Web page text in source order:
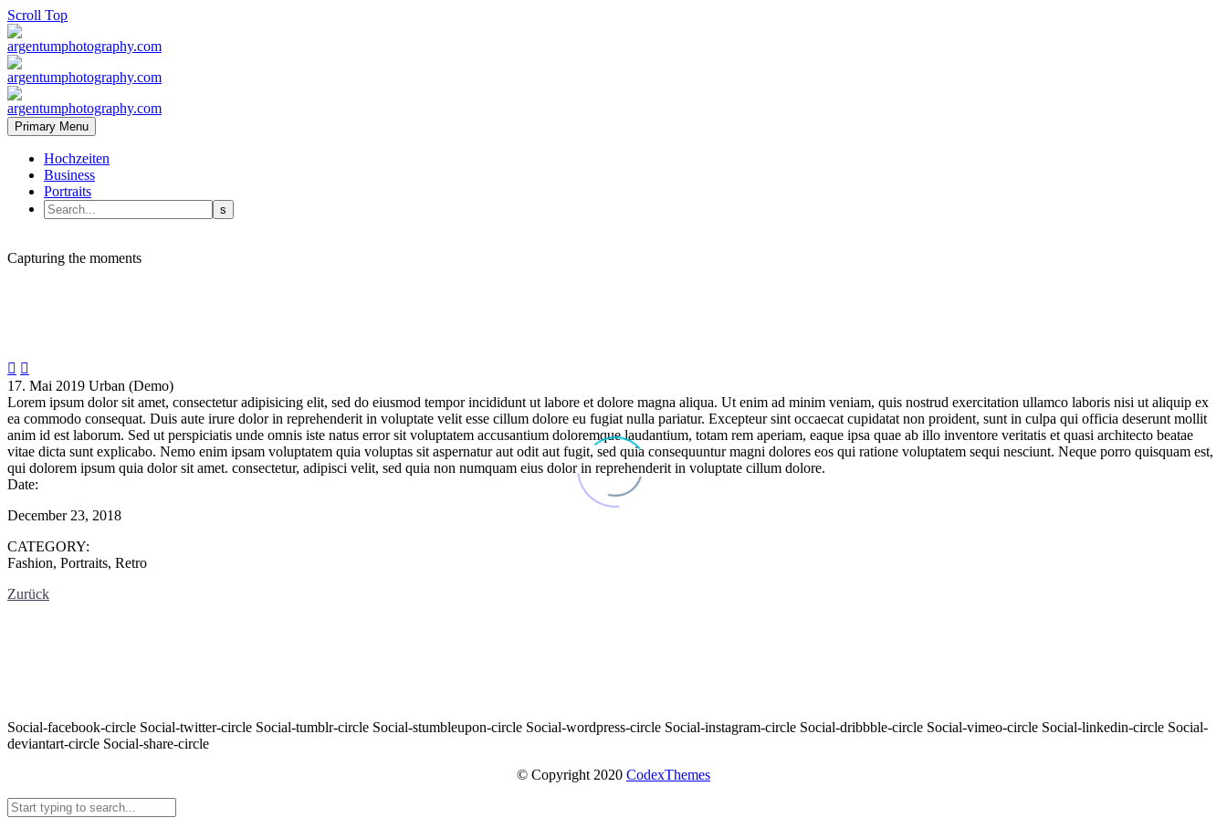
Scroll Top
Primary Menu
Hochzeiten
Business
Portraits
Capturing the moments
 
17. Mai 2019 Urban (Demo)
Lorem ipsum dolor sit amet, consectetur adipisicing elit, sed do eiusmod tempor incididunt ut labore et dolore magna aliqua. Ut enim ad minim veniam, quis nostrud exercitation ullamco laboris nisi ut aliquip ex
ea commodo consequat. Duis aute irure dolor in reprehenderit in voluptate velit esse cillum dolore eu fugiat nulla pariatur. Excepteur sint occaecat cupidatat non proident, sunt in culpa qui officia deserunt mollit
anim id est laborum. Sed ut perspiciatis unde omnis iste natus error sit voluptatem accusantium doloremque laudantium, totam rem aperiam, eaque ipsa quae ab illo inventore veritatis et quasi architecto beatae
vitae dicta sunt explicabo. Nemo enim ipsam voluptatem quia voluptas sit aspernatur aut odit aut fugit, sed quia consequuntur magni dolores eos qui ratione voluptatem sequi nesciunt. Neque porro quisquam est,
qui dolorem ipsum quia dolor sit amet. consectetur, adipisci velit, sed quia non numquam eius dolor in reprehenderit in voluptate cillum dolore.
Date:
December 23, 2018
CATEGORY:
Fashion, Portraits, Retro
Zurück
Social-facebook-circle Social-twitter-circle Social-tumblr-circle Social-stumbleupon-circle Social-wordpress-circle Social-instagram-circle Social-dribbble-circle Social-vimeo-circle Social-linkedin-circle Social-
deviantart-circle Social-share-circle
© Copyright 2020 CodexThemes